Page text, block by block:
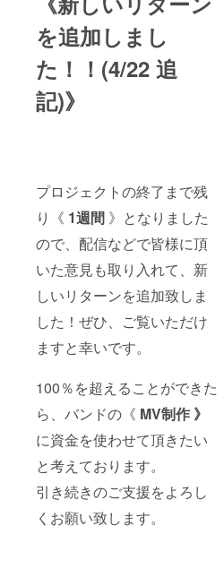
を追加しまし
た！！(4/22 追
記)》
プロジェクトの終了まで残
り《 1週間 》となりました
ので、配信などで皆様に頂
いた意見も取り入れて、新
しいリターンを追加致しま
した！ぜひ、ご覧いただけ
ますと幸いです。
100％を超えることができた
ら、バンドの《 MV制作 》
に資金を使わせて頂きたい
と考えております。
引き続きのご支援をよろし
くお願い致します。